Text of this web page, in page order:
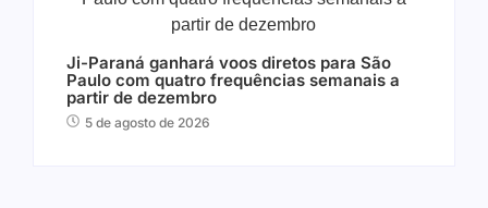
Ji-Paraná ganhará voos diretos para São
Paulo com quatro frequências semanais a
partir de dezembro
5 de agosto de 2026